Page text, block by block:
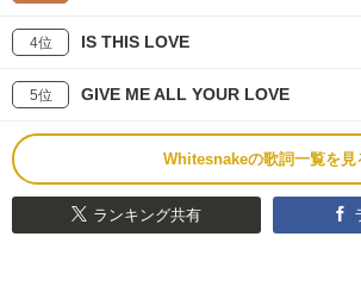
4位 IS THIS LOVE
5位 GIVE ME ALL YOUR LOVE
Whitesnakeの歌詞一覧を見
ランキング共有